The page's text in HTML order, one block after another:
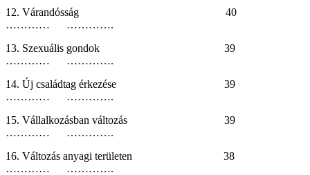
12. Várandósság 40
………… ………….
13. Szexuális gondok 39
………… ………….
14. Új családtag érkezése 39
………… ………….
15. Vállalkozásban változás 39
………… ………….
16. Változás anyagi területen 38
………… ………….